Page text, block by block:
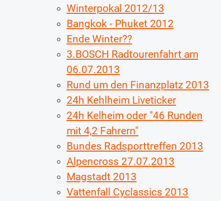
Winterpokal 2012/13
Bangkok - Phuket 2012
Ende Winter??
3.BOSCH Radtourenfahrt am
06.07.2013
Rund um den Finanzplatz 2013
24h Kehlheim Liveticker
24h Kelheim oder "46 Runden
mit 4,2 Fahrern"
Bundes Radsporttreffen 2013
Alpencross 27.07.2013
Magstadt 2013
Vattenfall Cyclassics 2013